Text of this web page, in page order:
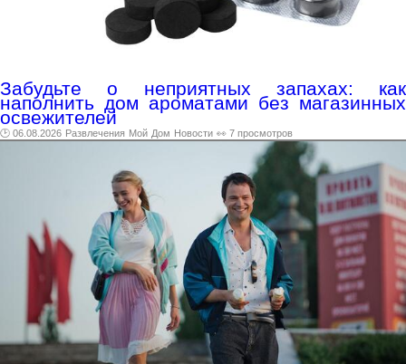
Забудьте о неприятных запахах: как
наполнить дом ароматами без магазинных
освежителей
🕑 06.08.2026 Развлечения Мой Дом Новости 👀 7 просмотров